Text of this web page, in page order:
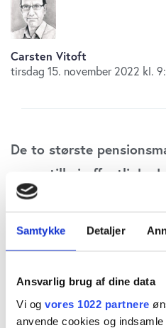
Samtykke Detaljer
Ansvarlig brug af dine data
Vi og vores 1022 partnere
anvende cookies og
Carsten Vitoft
tirsdag 15. november 2022 kl.
De to største
musestille i
været millimeter fra at
forretningsgrundladet.
pensionsbranchen, der